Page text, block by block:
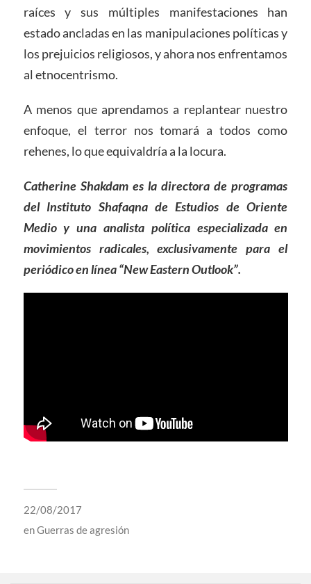
raíces y sus múltiples manifestaciones han
estado ancladas en las manipulaciones políticas y
los prejuicios religiosos, y ahora nos enfrentamos
al etnocentrismo.
A menos que aprendamos a replantear nuestro
enfoque, el terror nos tomará a todos como
rehenes, lo que equivaldría a la locura.
Catherine Shakdam es la directora de programas
del Instituto Shafaqna de Estudios de Oriente
Medio y una analista política especializada en
movimientos radicales, exclusivamente para el
periódico en línea “New Eastern Outlook”.
22/08/2017
enGuerras de agresión